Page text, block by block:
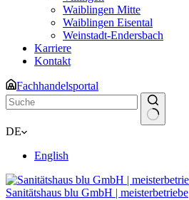
Waiblingen Mitte
Waiblingen Eisental
Weinstadt-Endersbach
Karriere
Kontakt
Fachhandelsportal
Keine
DE
English
Sanitätshaus blu GmbH | meisterbetriebe